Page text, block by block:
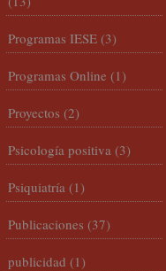
Programas IESE (3)
Programas Online (1)
Proyectos (2)
Psicología positiva (3)
Psiquiatría (1)
Publicaciones (37)
publicidad (1)